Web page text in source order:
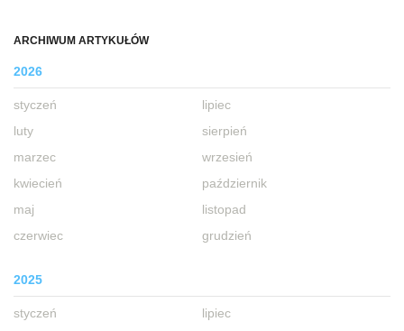
ARCHIWUM ARTYKUŁÓW
2026
styczeń
luty
marzec
kwiecień
maj
czerwiec
lipiec
sierpień
wrzesień
październik
listopad
grudzień
2025
styczeń
lipiec